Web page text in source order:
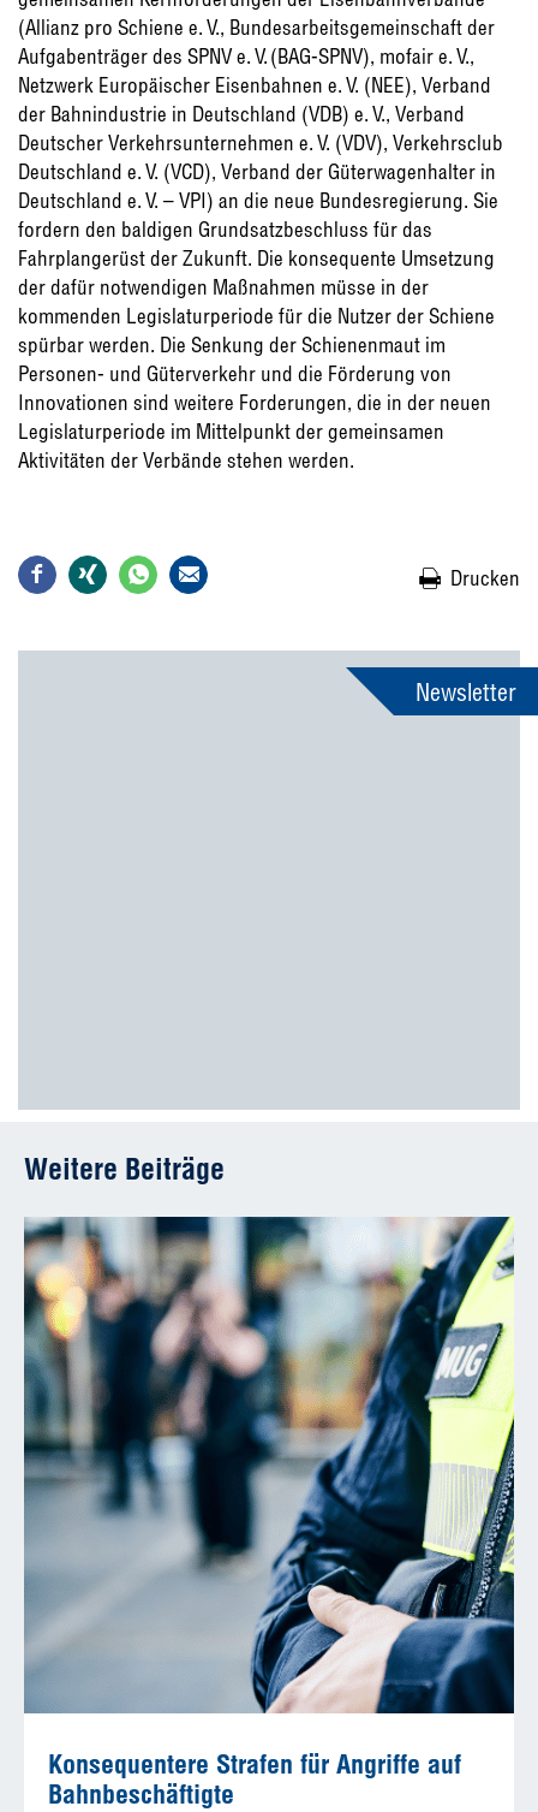
(Allianz pro Schiene e. V., Bundesarbeitsgemeinschaft der
Aufgabenträger des SPNV e. V. (BAG-SPNV), mofair e. V.,
Netzwerk Europäischer Eisenbahnen e. V. (NEE), Verband
der Bahnindustrie in Deutschland (VDB) e. V., Verband
Deutscher Verkehrsunternehmen e. V. (VDV), Verkehrsclub
Deutschland e. V. (VCD), Verband der Güterwagenhalter in
Deutschland e. V. – VPI) an die neue Bundesregierung. Sie
fordern den baldigen Grundsatzbeschluss für das
Fahrplangerüst der Zukunft. Die konsequente Umsetzung
der dafür notwendigen Maßnahmen müsse in der
kommenden Legislaturperiode für die Nutzer der Schiene
spürbar werden. Die Senkung der Schienenmaut im
Personen- und Güterverkehr und die Förderung von
Innovationen sind weitere Forderungen, die in der neuen
Legislaturperiode im Mittelpunkt der gemeinsamen
Aktivitäten der Verbände stehen werden.
Drucken
Newsletter
Weitere Beiträge
Konsequentere Strafen für Angriffe auf
Bahnbeschäftigte